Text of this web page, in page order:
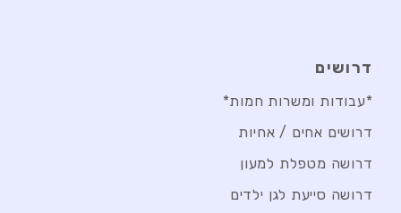
דרושים
*עבודות ומשרות חמות*
דרושים אחים / אחיות
דרושה מטפלת למעון
דרושה סייעת לגן ילדים